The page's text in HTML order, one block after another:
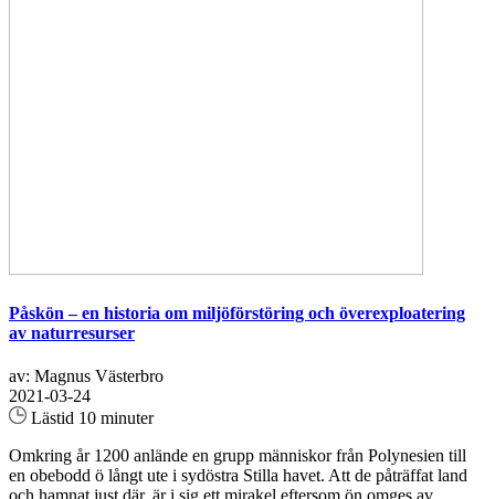
Påskön – en historia om miljöförstöring och överexploatering
av naturresurser
av: Magnus Västerbro
2021-03-24
Lästid 10 minuter
Omkring år 1200 anlände en grupp människor från Polynesien till
en obebodd ö långt ute i sydöstra Stilla havet. Att de påträffat land
och hamnat just där, är i sig ett mirakel eftersom ön omges av